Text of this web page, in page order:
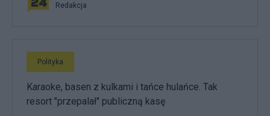
Redakcja
Polityka
Karaoke, basen z kulkami i tańce hulańce. Tak
resort "przepalał" publiczną kasę